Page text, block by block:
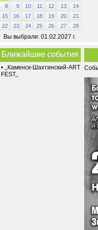
8
9 10 11 12 13
14
15
16 17 18 19 20
21
22
23 24 25 26 27 28
Вы выбрали: 01.02.2027 г.
Ближайшие события
• ,,Каменск-Шахтинский-ART
FEST,,